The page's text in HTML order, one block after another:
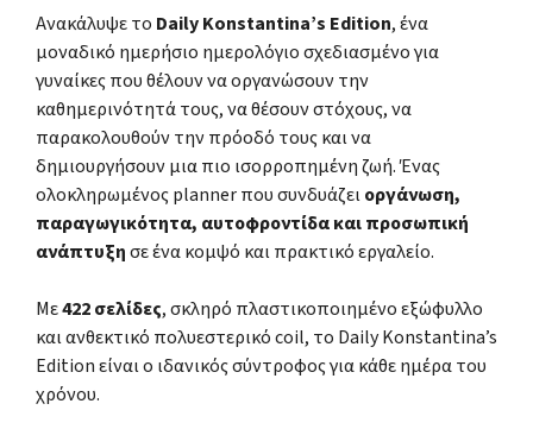
Ανακάλυψε το Daily Konstantina’s Edition, ένα
μοναδικό ημερήσιο ημερολόγιο σχεδιασμένο για
γυναίκες που θέλουν να οργανώσουν την
καθημερινότητά τους, να θέσουν στόχους, να
παρακολουθούν την πρόοδό τους και να
δημιουργήσουν μια πιο ισορροπημένη ζωή. Ένας
ολοκληρωμένος planner που συνδυάζειοργάνωση,
παραγωγικότητα, αυτοφροντίδα και προσωπική
ανάπτυξησε ένα κομψό και πρακτικό εργαλείο.
Με422 σελίδες, σκληρό πλαστικοποιημένο εξώφυλλο
και ανθεκτικό πολυεστερικό coil, το Daily Konstantina’s
Edition είναι ο ιδανικός σύντροφος για κάθε ημέρα του
χρόνου.